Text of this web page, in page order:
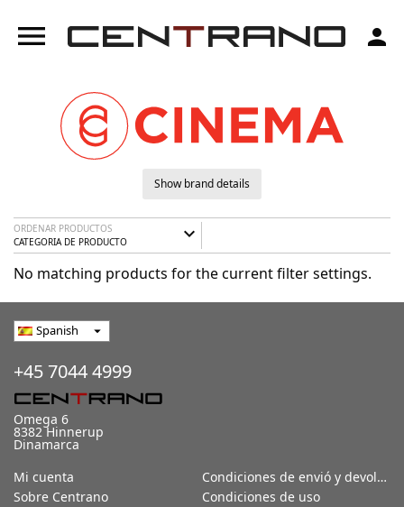
menu person
Show brand details
ORDENAR PRODUCTOS
CATEGORIA DE PRODUCTO
expand_more
No matching products for the current filter settings.
Spanish arrow_drop_down
+45 7044 4999
Omega 6
8382 Hinnerup
Dinamarca
Mi cuenta
Sobre Centrano
Condiciones de envió y devoluciones
Condiciones de uso